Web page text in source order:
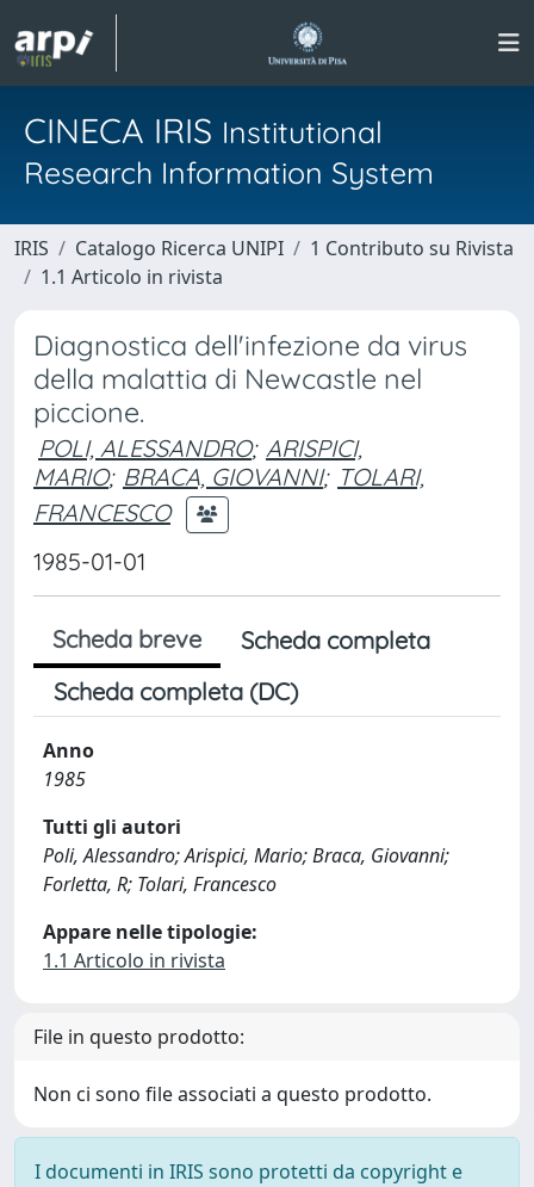
CINECA IRIS Institutional
Research Information System
IRIS Catalogo Ricerca UNIPI
1 Contributo su Rivista
1.1 Articolo in rivista
Diagnostica dell'infezione da virus
della malattia di Newcastle nel
piccione.
POLI, ALESSANDRO; ARISPICI,
MARIO; BRACA, GIOVANNI; TOLARI,
FRANCESCO
1985-01-01
Scheda breve
Scheda completa
Scheda completa (DC)
Anno
1985
Tutti gli autori
Poli, Alessandro; Arispici, Mario; Braca, Giovanni;
Forletta, R; Tolari, Francesco
Appare nelle tipologie:
1.1 Articolo in rivista
File in questo prodotto:
Non ci sono file associati a questo prodotto.
I documenti in IRIS sono protetti da copyright e